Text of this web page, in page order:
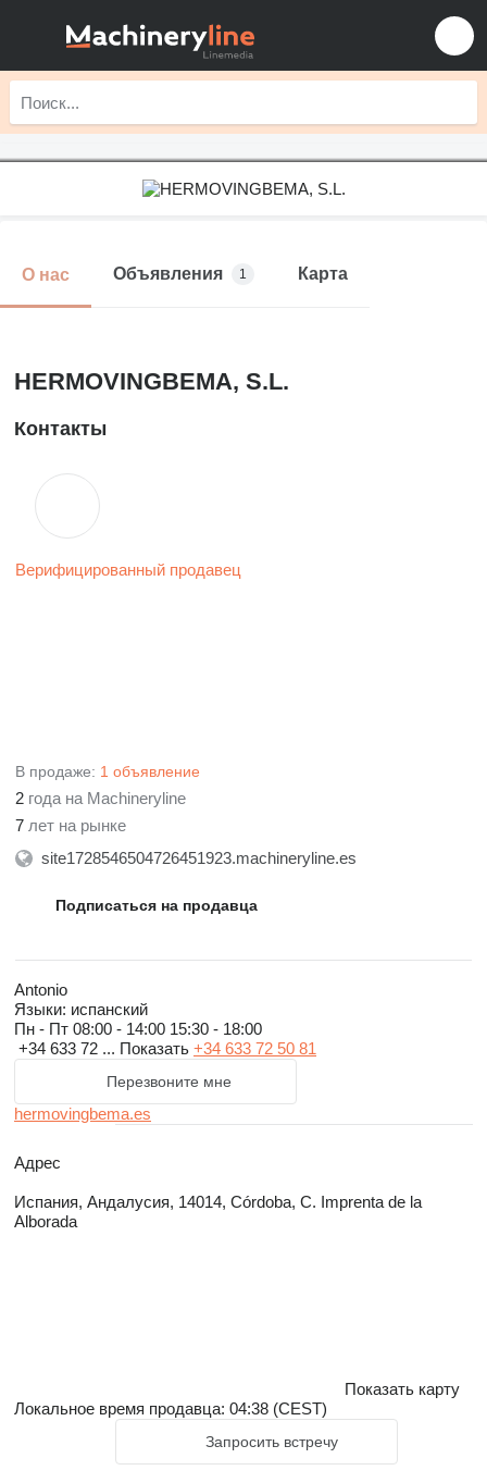
О нас Объявления 1 Карта
HERMOVINGBEMA, S.L.
Контакты
Верифицированный продавец
В продаже: 1 объявление
2 года на Machineryline
7 лет на рынке
site1728546504726451923.machineryline.es
Подписаться на продавца
Antonio
Языки: испанский
Пн - Пт 08:00 - 14:00 15:30 - 18:00
+34 633 72 ... Показать +34 633 72 50 81
Перезвоните мне
hermovingbema.es
Адрес
Испания, Андалусия, 14014, Córdoba, C. Imprenta de la
Alborada
Показать карту
Локальное время продавца: 04:38 (CEST)
Запросить встречу